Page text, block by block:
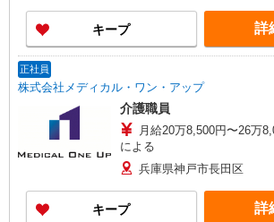
年2回（6月・12月） ※業績
均18.9万円（最高額120万円
績 ※処遇改善手当は試用期
キープ 詳
正社員
株式会社メディカル・ワン・アップ
介護職員
月給20万8,500円〜26万
による
兵庫県神戸市長田区
キープ 詳